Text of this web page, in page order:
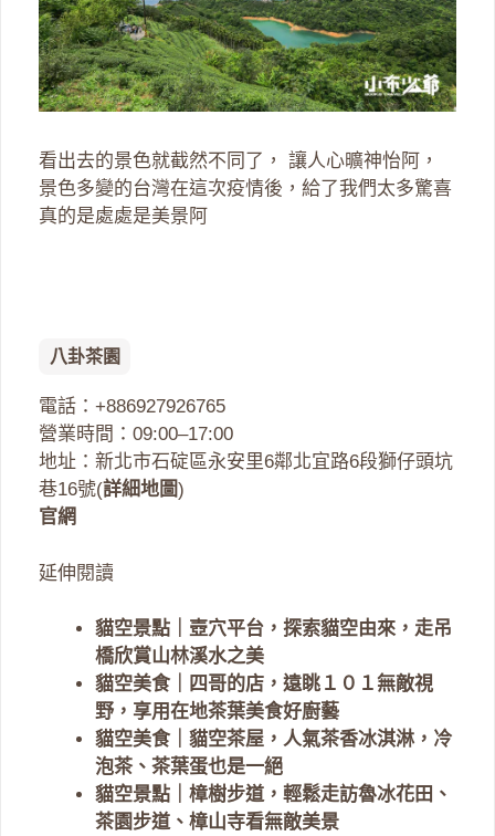
看出去的景色就截然不同了， 讓人心曠神怡阿，
景色多變的台灣在這次疫情後，給了我們太多驚喜
真的是處處是美景阿
八卦茶園
電話：+886927926765
營業時間：09:00–17:00
地址：新北市石碇區永安里6鄰北宜路6段獅仔頭坑
巷16號(詳細地圖)
官網
延伸閱讀
貓空景點｜壺穴平台，探索貓空由來，走吊
橋欣賞山林溪水之美
貓空美食｜四哥的店，遠眺１０１無敵視
野，享用在地茶葉美食好廚藝
貓空美食｜貓空茶屋，人氣茶香冰淇淋，冷
泡茶、茶葉蛋也是一絕
貓空景點｜樟樹步道，輕鬆走訪魯冰花田、
茶園步道、樟山寺看無敵美景